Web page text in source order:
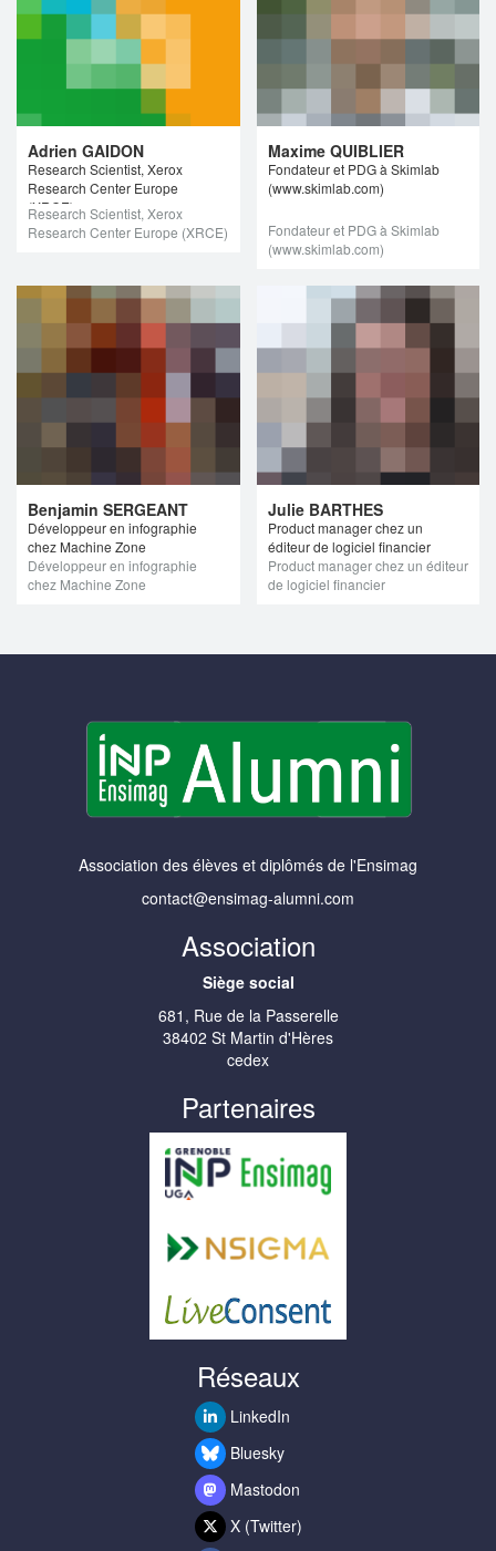
Adrien GAIDON
Research Scientist, Xerox
Research Center Europe
(XRCE)
Research Scientist, Xerox
Research Center Europe (XRCE)
Maxime QUIBLIER
Fondateur et PDG à Skimlab
(www.skimlab.com)
Fondateur et PDG à Skimlab
(www.skimlab.com)
Benjamin SERGEANT
Développeur en infographie
chez Machine Zone
Développeur en infographie
chez Machine Zone
Julie BARTHES
Product manager chez un
éditeur de logiciel financier
Product manager chez un éditeur
de logiciel financier
Association des élèves et diplômés de l'Ensimag
contact@ensimag-alumni.com
Association
Siège social
681, Rue de la Passerelle
38402 St Martin d'Hères
cedex
Partenaires
Réseaux
LinkedIn
Bluesky
Mastodon
X (Twitter)